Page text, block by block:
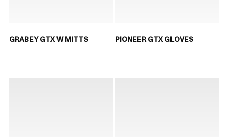
GRABEY GTX W MITTS PIONEER GTX GLOVES